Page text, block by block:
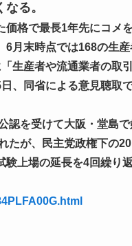
る。
格で最長1年先にコメ
月末時点では168の生
生産者や流通業者の取
、同省による意見聴取
認を受けて大阪・堂島
たが、民主党政権下の
験上場の延長を4回繰り